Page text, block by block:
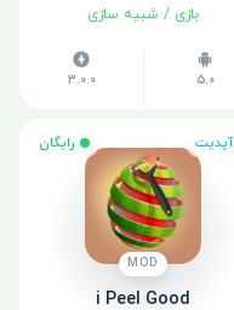
بازی / شبیه سازی
5.0
3.0.0
آپدیت رایگان
MOD
i Peel Good